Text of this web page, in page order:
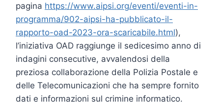
pagina https://www.aipsi.org/eventi/eventi-in-
programma/902-aipsi-ha-pubblicato-il-
rapporto-oad-2023-ora-scaricabile.html),
l’iniziativa OAD raggiunge il sedicesimo anno di
indagini consecutive, avvalendosi della
preziosa collaborazione della Polizia Postale e
delle Telecomunicazioni che ha sempre fornito
dati e informazioni sul crimine informatico.